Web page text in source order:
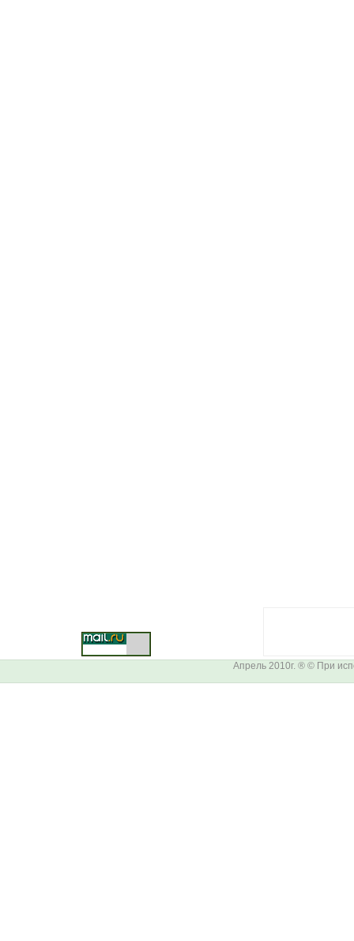
Апрель 2010г. ® © При